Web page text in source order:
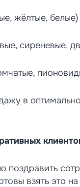
расчёту.
жёлтые,
сиреневые,
в
поздравить
взять это